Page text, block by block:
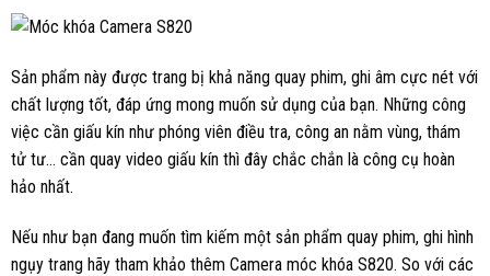
Sản phẩm này được trang bị khả năng quay phim, ghi âm cực nét với
chất lượng tốt, đáp ứng mong muốn sử dụng của bạn. Những công
việc cần giấu kín như phóng viên điều tra, công an nằm vùng, thám
tử tư… cần quay video giấu kín thì đây chắc chắn là công cụ hoàn
hảo nhất.
Nếu như bạn đang muốn tìm kiếm một sản phẩm quay phim, ghi hình
ngụy trang hãy tham khảo thêm Camera móc khóa S820. So với các